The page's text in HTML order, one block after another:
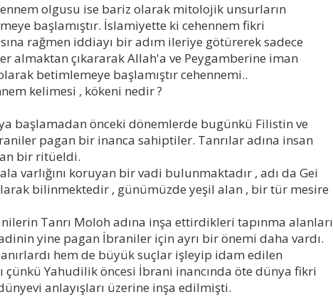
olgusu ise bariz olarak mitolojik unsurların
başlamıştır. İslamiyette ki cehennem fikri
rağmen iddiayı bir adım ileriye götürerek sadece
almaktan çıkararak Allah'a ve Peygamberine iman
betimlemeye başlamıştır cehennemi..
kelimesi , kökeni nedir ?
başlamadan önceki dönemlerde bugünkü Filistin ve
pagan bir inanca sahiptiler. Tanrılar adına insan
bir ritüeldi.
varlığını koruyan bir vadi bulunmaktadır , adı da Gei
bilinmektedir , günümüzde yeşil alan , bir tür mesire
Tanrı Moloh adına inşa ettirdikleri tapınma alanları
yine pagan İbraniler için ayrı bir önemi daha vardı.
hem de büyük suçlar işleyip idam edilen
çünkü Yahudilik öncesi İbrani inancında öte dünya fikri
anlayışları üzerine inşa edilmişti.